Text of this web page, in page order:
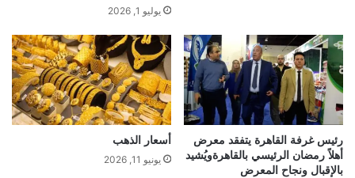
يوليو 1, 2026
رئيس غرفة القاهرة يتفقد معرض
أهلاً رمضان الرئيسي بالقاهرةويُشيد
بالإقبال ونجاح المعرض
أسعار الذهب
يونيو 11, 2026